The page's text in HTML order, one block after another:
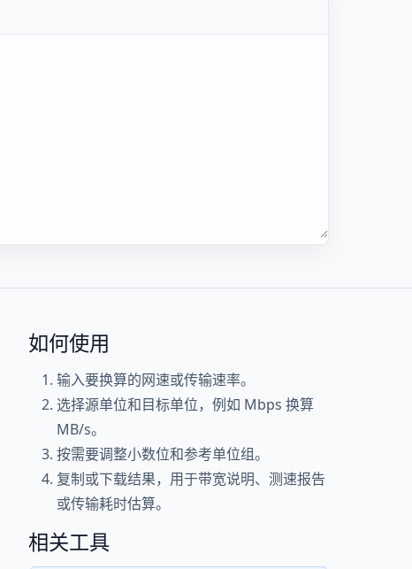
如何使用
输入要换算的网速或传输速率。
选择源单位和目标单位，例如 Mbps 换算
MB/s。
按需要调整小数位和参考单位组。
复制或下载结果，用于带宽说明、测速报告
或传输耗时估算。
相关工具